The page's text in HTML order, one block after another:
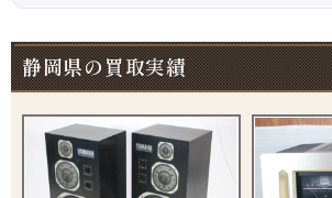
静岡県の買取実績